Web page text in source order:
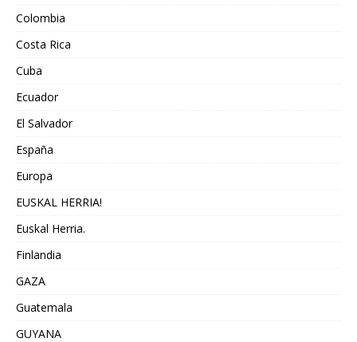
Colombia
Costa Rica
Cuba
Ecuador
El Salvador
España
Europa
EUSKAL HERRIA!
Euskal Herria.
Finlandia
GAZA
Guatemala
GUYANA